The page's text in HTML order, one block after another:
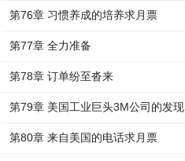
第76章 习惯养成的培养求月票
第77章 全力准备
第78章 订单纷至沓来
第79章 美国工业巨头3M公司的发现
第80章 来自美国的电话求月票